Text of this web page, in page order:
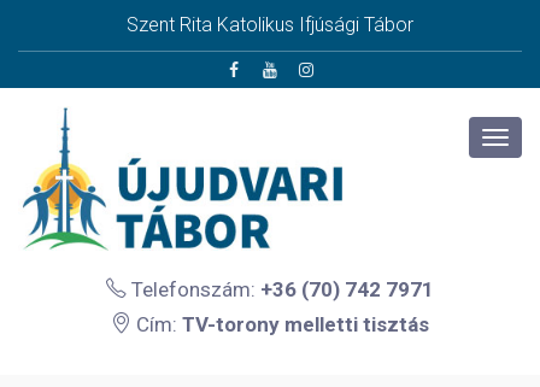
Szent Rita Katolikus Ifjúsági Tábor
Telefonszám: +36 (70) 742 7971
Cím: TV-torony melletti tisztás